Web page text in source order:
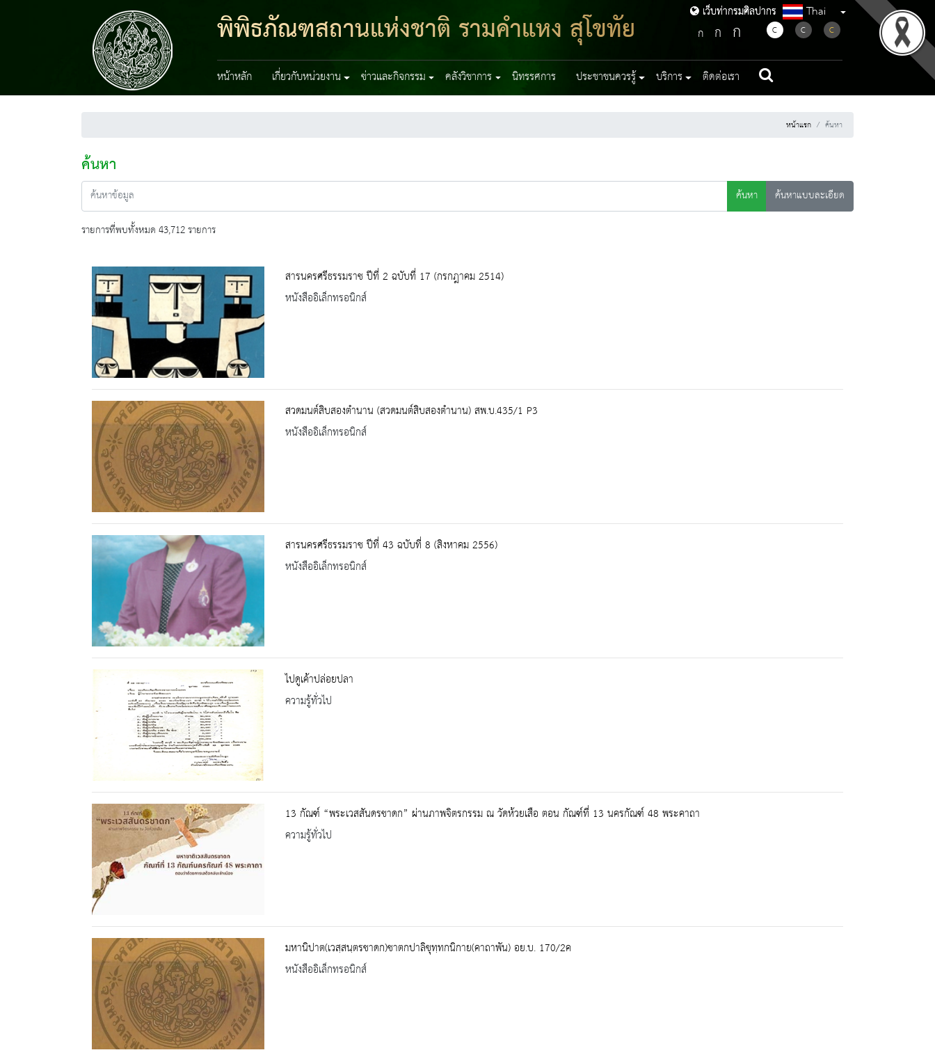
เว็บท่ากรมศิลปากร
พิพิธภัณฑสถานแห่งชาติ รามคำแหง สุโขทัย เว็บท่ากรมศิลปากร Thai
ก ก ก C C C
หน้าหลัก เกี่ยวกับหน่วยงาน ข่าวและกิจกรรม คลังวิชาการ นิทรรศการ ประชาชนควรรู้ บริการ ติดต่อเรา
หน้าแรก ค้นหา
ค้นหา
ค้นหา
ค้นหาแบบละเอียด
รายการที่พบทั้งหมด 43,712 รายการ
สารนครศรีธรรมราช ปีที่ 2 ฉบับที่ 17 (กรกฎาคม 2514)
หนังสืออิเล็กทรอนิกส์
สวดมนต์สิบสองตำนาน (สวดมนต์สิบสองตำนาน) สพ.บ.435/1 P3
หนังสืออิเล็กทรอนิกส์
สารนครศรีธรรมราช ปีที่ 43 ฉบับที่ 8 (สิงหาคม 2556)
หนังสืออิเล็กทรอนิกส์
ไปดูเค้าปล่อยปลา
ความรู้ทั่วไป
13 กัณฑ์ “พระเวสสันดรชาดก” ผ่านภาพจิตรกรรม ณ วัดห้วยเสือ ตอน กัณฑ์ที่ 13 นครกัณฑ์ 48 พระคาถา
ความรู้ทั่วไป
มหานิปาต(เวสฺสนฺตรชาดก)ชาตกปาลิขุทฺทกนิกาย(คาถาพัน) อย.บ. 170/2ค
หนังสืออิเล็กทรอนิกส์